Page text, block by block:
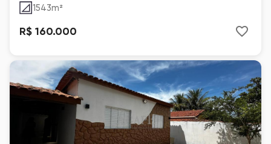
1543m²
R$ 160.000